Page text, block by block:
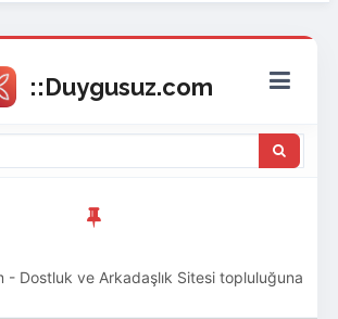
- Dostluk ve Arkadaşlık Sitesi topluluğuna